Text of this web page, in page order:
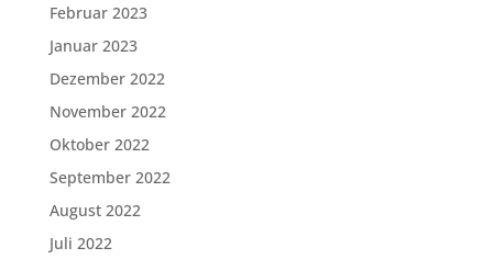
Februar 2023
Januar 2023
Dezember 2022
November 2022
Oktober 2022
September 2022
August 2022
Juli 2022